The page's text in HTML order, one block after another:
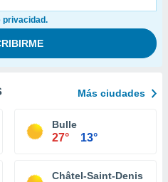
privacidad.
Más ciudades
Bulle
27° 13°
Châtel-Saint-Denis